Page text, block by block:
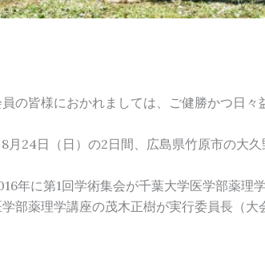
の皆様におかれましては、ご健勝かつ日々
24日（日）の2日間、広島県竹原市の大
年に第1回学術集会が千葉大学医学部薬理
部薬理学講座の茂木正樹が実行委員長（